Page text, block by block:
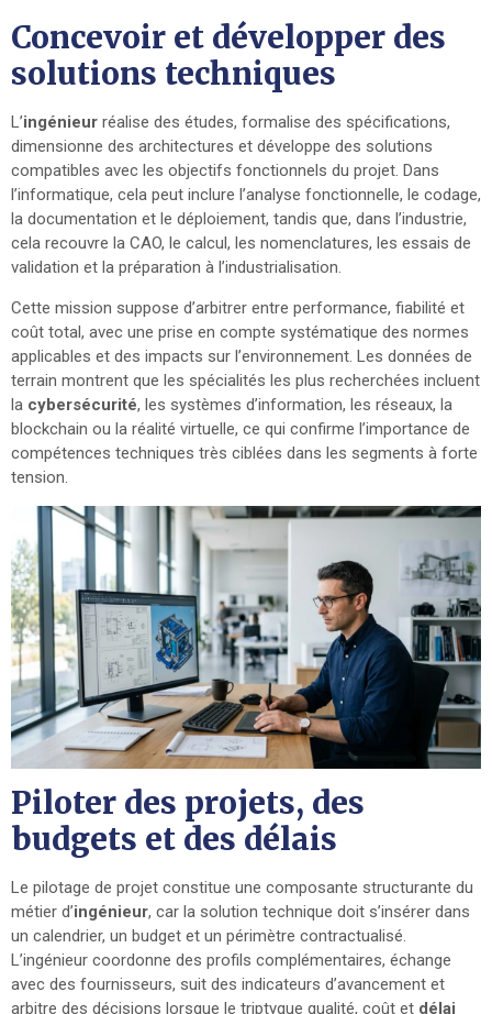
Concevoir et développer des
solutions techniques
L’ingénieur réalise des études, formalise des spécifications,
dimensionne des architectures et développe des solutions
compatibles avec les objectifs fonctionnels du projet. Dans
l’informatique, cela peut inclure l’analyse fonctionnelle, le codage,
la documentation et le déploiement, tandis que, dans l’industrie,
cela recouvre la CAO, le calcul, les nomenclatures, les essais de
validation et la préparation à l’industrialisation.
Cette mission suppose d’arbitrer entre performance, fiabilité et
coût total, avec une prise en compte systématique des normes
applicables et des impacts sur l’environnement. Les données de
terrain montrent que les spécialités les plus recherchées incluent
la cybersécurité, les systèmes d’information, les réseaux, la
blockchain ou la réalité virtuelle, ce qui confirme l’importance de
compétences techniques très ciblées dans les segments à forte
tension.
Piloter des projets, des
budgets et des délais
Le pilotage de projet constitue une composante structurante du
métier d’ingénieur, car la solution technique doit s’insérer dans
un calendrier, un budget et un périmètre contractualisé.
L’ingénieur coordonne des profils complémentaires, échange
avec des fournisseurs, suit des indicateurs d’avancement et
arbitre des décisions lorsque le triptyque qualité, coût et délai